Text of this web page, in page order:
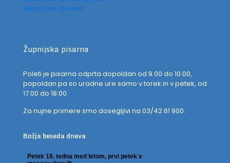
Serija The Chosen
Župnijska pisarna
Poleti je pisarna odprta dopoldan od 9.00 do 10.00,
popoldan pa so uradne ure samo v torek in v petek, od
17.00 do 18.00.
Za nujne primere smo dosegljivi na 03/42 61 900.
Božja beseda dneva